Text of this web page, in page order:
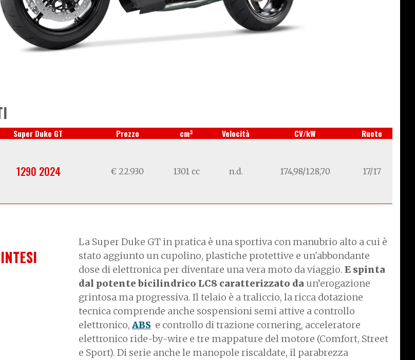
Super Duke GT Prezzo cm3 Velocità CV/kW Ruote
1290 2024 € 22.930 1301 cc n.d. 174,98/128,70 17/17
La Super Duke GT in pratica è una sportiva con manubrio alto a cui è
stato aggiunto un cupolino, plastiche protettive e un'abbondante
dose di elettronica per diventare una vera moto da viaggio. E spinta
dal potente bicilindrico LC8 caratterizzato da un’erogazione
grintosa ma progressiva. Il telaio è a traliccio, la ricca dotazione
tecnica comprende anche sospensioni semi attive a controllo
elettronico, ABS e controllo di trazione cornering, acceleratore
elettronico ride-by-wire e tre mappature del motore (Comfort, Street
e Sport). Di serie anche le manopole riscaldate, il parabrezza